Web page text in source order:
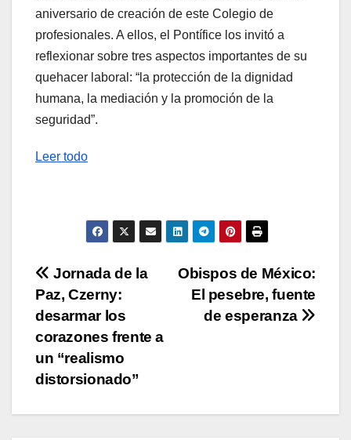
aniversario de creación de este Colegio de
profesionales. A ellos, el Pontífice los invitó a
reflexionar sobre tres aspectos importantes de su
quehacer laboral: “la protección de la dignidad
humana, la mediación y la promoción de la
seguridad”.
Leer todo
Navegación
de
entradas
Obispos de México:
El pesebre, fuente
de esperanza
Jornada de la
Paz, Czerny:
desarmar los
corazones frente a
un “realismo
distorsionado”